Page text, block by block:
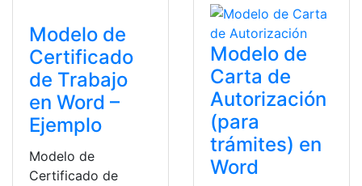
Modelo de
Certificado
de Trabajo
en Word –
Ejemplo
Modelo de
Certificado de
Modelo de
Carta de
Autorización
(para
trámites) en
Word